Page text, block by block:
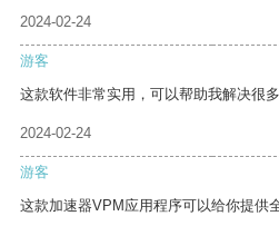
2024-02-24
游客
这款软件非常实用，可以帮助我解决很多
2024-02-24
游客
这款加速器VPM应用程序可以给你提供